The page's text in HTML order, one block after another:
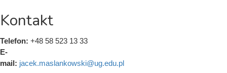
Kontakt
Telefon: +48 58 523 13 33
E-
mail: jacek.maslankowski@ug.edu.pl